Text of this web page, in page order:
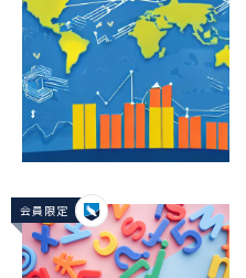
会員限定